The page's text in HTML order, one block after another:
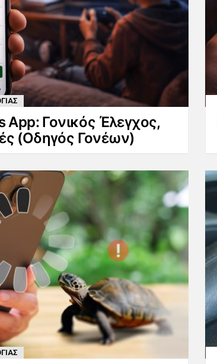
App: Γονικός Έλεγχος,
(Οδηγός Γονέων)